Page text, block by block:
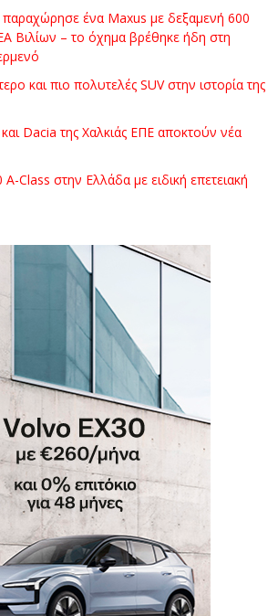
ένα Maxus με δεξαμενή 600
Βιλίων – το όχημα βρέθηκε ήδη στη
και πιο πολυτελές SUV στην ιστορία της
Dacia της Χαλκιάς ΕΠΕ αποκτούν νέα
Class στην Ελλάδα με ειδική επετειακή